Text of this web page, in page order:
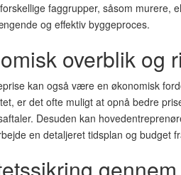
faggrupper, såsom murere,
og effektiv byggeproces.
overblik og
kan også være en økonomisk
er det ofte muligt at opnå bedre
Desuden kan
en detaljeret tidsplan og budget